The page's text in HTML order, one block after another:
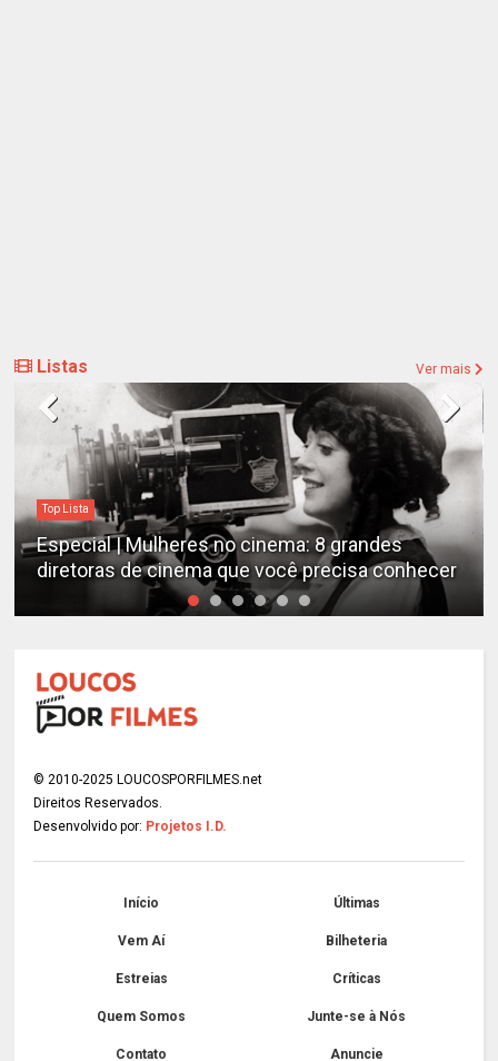
Listas Ver mais
Top Lista
Especial | Mulheres no cinema: 8 grandes
diretoras de cinema que você precisa conhecer
© 2010-2025 LOUCOSPORFILMES.net
Direitos Reservados.
Desenvolvido por: Projetos I.D.
Início Últimas
Vem Aí Bilheteria
Estreias Críticas
Quem Somos Junte-se à Nós
Contato Anuncie